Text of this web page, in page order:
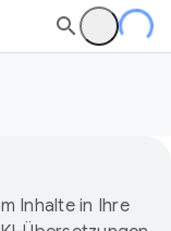
Inhalte in Ihre